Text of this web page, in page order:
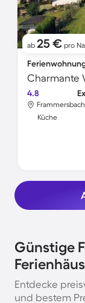
ab 25 € pro
4.8
Küche
Günstige
Entdecke
und bestem